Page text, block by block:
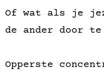
Of wat als je
de ander door
Opperste